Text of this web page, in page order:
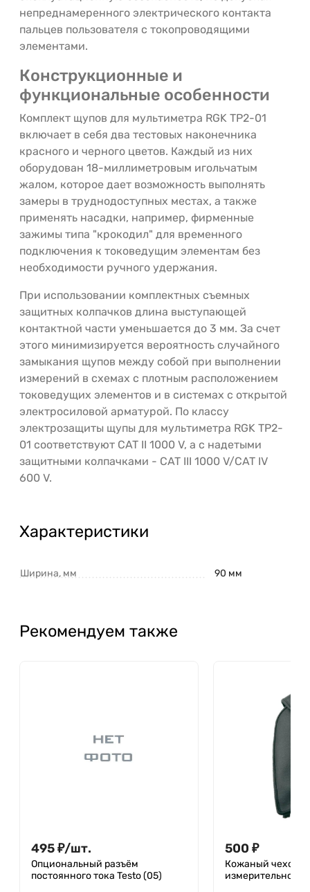
непреднамеренного электрического контакта
пальцев пользователя с токопроводящими
элементами.
Конструкционные и
функциональные особенности
Комплект щупов для мультиметра RGK TP2-01
включает в себя два тестовых наконечника
красного и черного цветов. Каждый из них
оборудован 18-миллиметровым игольчатым
жалом, которое дает возможность выполнять
замеры в труднодоступных местах, а также
применять насадки, например, фирменные
зажимы типа "крокодил" для временного
подключения к токоведущим элементам без
необходимости ручного удержания.
При использовании комплектных съемных
защитных колпачков длина выступающей
контактной части уменьшается до 3 мм. За счет
этого минимизируется вероятность случайного
замыкания щупов между собой при выполнении
измерений в схемах с плотным расположением
токоведущих элементов и в системах с открытой
электросиловой арматурой. По классу
электрозащиты щупы для мультиметра RGK TP2-
01 соответствуют CAT II 1000 V, а с надетыми
защитными колпачками - CAT III 1000 V/CAT IV
600 V.
Характеристики
Ширина, мм 90 мм
Рекомендуем также
495₽/шт.
Опциональный разъём
постоянного тока Testo (05)
500 ₽
Кожаный чехол
измерительного